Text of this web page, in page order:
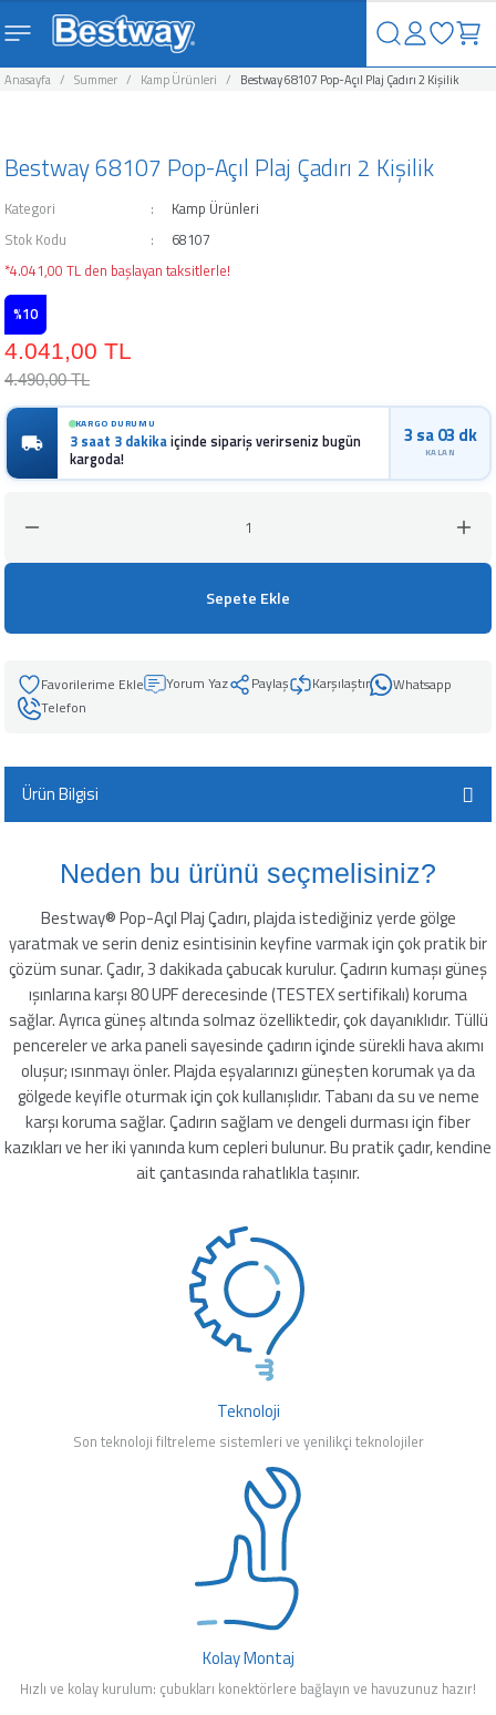
Geri Dön
Geri Dön
Ve Aksesuarları
Havuzları
ve Aksesuarları
Geri Dön
Aksesuarları
Geri Dön
ve Şişme Yataklar
Geri Dön
Geri Dön
Eğlence Ürünleri
Geri Dön
Kamp Ürünleri
Geri Dön
Anasayfa Summer Kamp Ürünleri Bestway 68107 Pop-Açıl Plaj Çadırı 2 Kişilik
Bestway 68107 Pop-Açıl Plaj Çadırı 2 Kişilik
Kategori
Kamp Ürünleri
Stok Kodu
68107
*4.041,00 TL den başlayan taksitlerle!
%10
4.041,00 TL
4.490,00 TL
KARGO DURUMU
3 saat 3 dakikaiçinde sipariş verirseniz bugün
kargoda!
3 sa 03 dk
KALAN
Sepete Ekle
Yorum Yaz Paylaş Karşılaştır
Whatsapp
Telefon
Ürün Bilgisi
Neden bu ürünü seçmelisiniz?
Bestway® Pop-Açıl Plaj Çadırı, plajda istediğiniz yerde gölge
yaratmak ve serin deniz esintisinin keyfine varmak için çok pratik bir
çözüm sunar. Çadır, 3 dakikada çabucak kurulur. Çadırın kumaşı güneş
ışınlarına karşı 80 UPF derecesinde (TESTEX sertifikalı) koruma
sağlar. Ayrıca güneş altında solmaz özelliktedir, çok dayanıklıdır. Tüllü
pencereler ve arka paneli sayesinde çadırın içinde sürekli hava akımı
oluşur; ısınmayı önler. Plajda eşyalarınızı güneşten korumak ya da
gölgede keyifle oturmak için çok kullanışlıdır. Tabanı da su ve neme
karşı koruma sağlar. Çadırın sağlam ve dengeli durması için fiber
kazıkları ve her iki yanında kum cepleri bulunur. Bu pratik çadır, kendine
ait çantasında rahatlıkla taşınır.
Teknoloji
Son teknoloji filtreleme sistemleri ve yenilikçi teknolojiler
Kolay Montaj
Hızlı ve kolay kurulum: çubukları konektörlere bağlayın ve havuzunuz hazır!